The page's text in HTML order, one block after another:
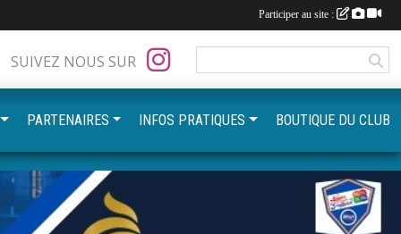
SUIVEZ NOUS SUR
PARTENAIRES INFOS PRATIQUES BOUTIQUE DU CLUB
Participer au site :